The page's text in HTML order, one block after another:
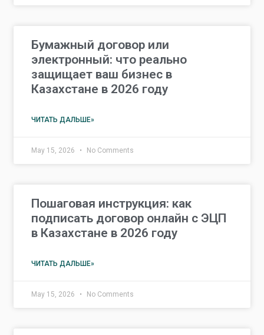
Бумажный договор или
электронный: что реально
защищает ваш бизнес в
Казахстане в 2026 году
ЧИТАТЬ ДАЛЬШЕ»
May 15, 2026 No Comments
Пошаговая инструкция: как
подписать договор онлайн с ЭЦП
в Казахстане в 2026 году
ЧИТАТЬ ДАЛЬШЕ»
May 15, 2026 No Comments